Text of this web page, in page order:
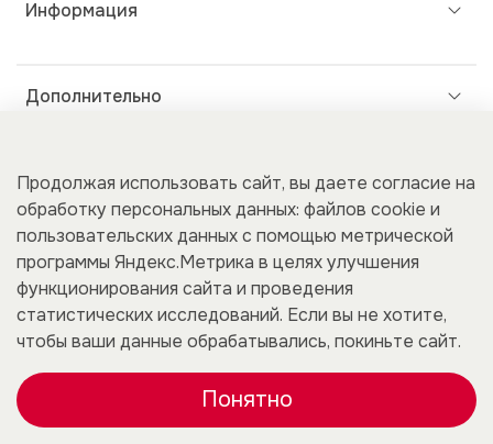
Информация
Дополнительно
Покупателям
Для бизнеса
Продолжая использовать сайт, вы даете согласие на
обработку персональных данных: файлов cookie и
пользовательских данных с помощью метрической
программы Яндекс.Метрика в целях улучшения
функционирования сайта и проведения
статистических исследований. Если вы не хотите,
чтобы ваши данные обрабатывались, покиньте сайт.
Понятно